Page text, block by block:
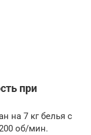
при
на 7 кг белья с
об/мин.